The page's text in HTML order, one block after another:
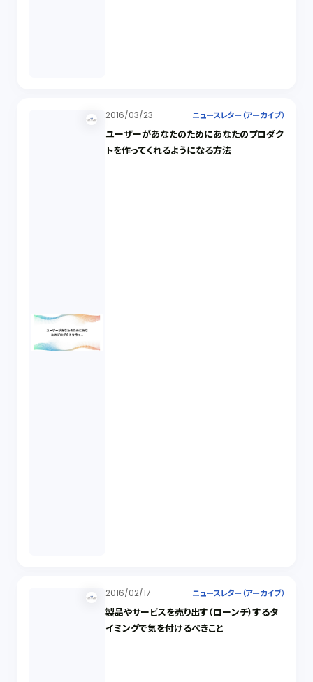
2016/03/23 ニュースレター（アーカイブ）
ユーザーがあなたのためにあなたのプロダク
トを作ってくれるようになる方法
2016/02/17 ニュースレター（アーカイブ）
製品やサービスを売り出す（ローンチ）するタ
イミングで気を付けるべきこと